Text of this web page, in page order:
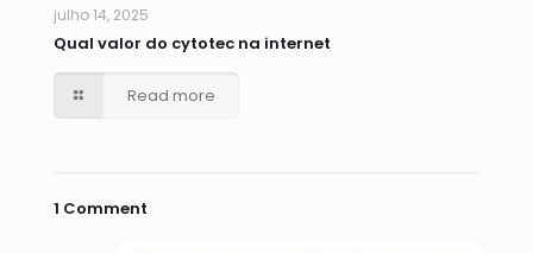
julho 14, 2025
Qual valor do cytotec na internet
Read more
1 Comment